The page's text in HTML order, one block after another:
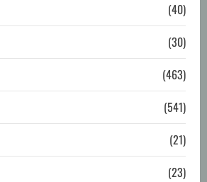
(40)
(30)
(463)
(541)
(21)
(23)